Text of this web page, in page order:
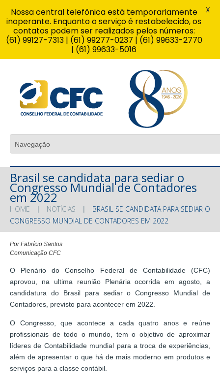
Brasil se candidata para sediar o
Congresso Mundial de Contadores
em 2022
HOME NOTÍCIAS
BRASIL SE CANDIDATA PARA SEDIAR O
CONGRESSO MUNDIAL DE CONTADORES EM 2022
Por Fabrício Santos
Comunicação CFC
O Plenário do Conselho Federal de Contabilidade (CFC)
aprovou, na ultima reunião Plenária ocorrida em agosto, a
candidatura do Brasil para sediar o Congresso Mundial de
Contadores, previsto para acontecer em 2022.
O Congresso, que acontece a cada quatro anos e reúne
profissionais de todo o mundo, tem o objetivo de aproximar
líderes de Contabilidade mundial para a troca de experiências,
além de apresentar o que há de mais moderno em produtos e
serviços para a classe contábil.
Nossa central telefônica está temporariamente
inoperante. Enquanto o serviço é restabelecido, os
contatos podem ser realizados pelos números:
(61) 99127-7313 | (61) 99277-0237 | (61) 99633-2770
| (61) 99633-5016
X